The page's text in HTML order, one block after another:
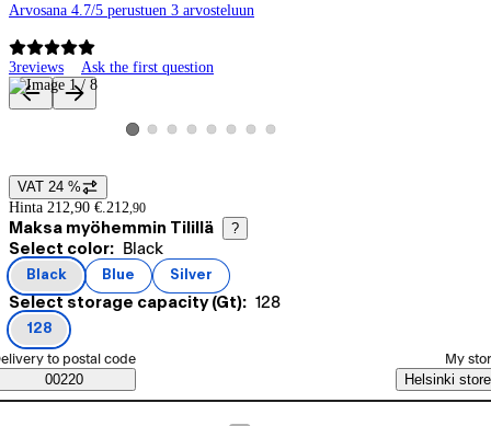
Arvosana 4.7/5 perustuen 3 arvosteluun
3reviews Ask the first question
Product images and videos
View product image 1
View product image 2
View product image 3
View product image 4
View product image 5
View product image 6
View product image 7
View product image 8
Price details
VAT 24 %
Hinta 212,90 €. 212,90
Maksa myöhemmin Tilillä ?
Product variants
Select color: Current selection Black
Black
Black
(color
Blue
(color )
Silver
(color
Select storage capacity (Gt): Current selection 128
128
128
(storage capacity (Gt)
Saatavuustiedot
order method
to postal code
00220
My
Helsinki store